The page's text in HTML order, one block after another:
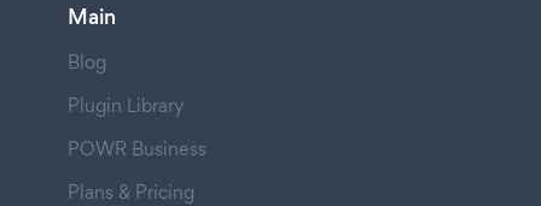
Main
Blog
Plugin Library
POWR Business
Plans & Pricing